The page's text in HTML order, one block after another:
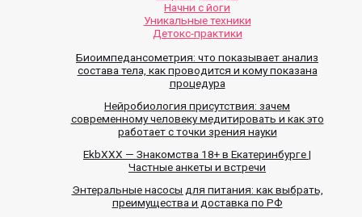
Начни с йоги
Уникальные техники
Детокс-практики
Биоимпедансометрия: что показывает анализ
состава тела, как проводится и кому показана
процедура
Нейробиология присутствия: зачем
современному человеку медитировать и как это
работает с точки зрения науки
EkbXXX — Знакомства 18+ в Екатеринбурге |
Частные анкеты и встречи
Энтеральные насосы для питания: как выбрать,
преимущества и доставка по РФ